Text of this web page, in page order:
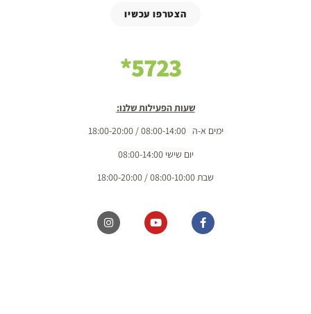
הצטרפו עכשיו
5723*
שעות הפעילות שלנו:
ימים א-ה 08:00-14:00 / 18:00-20:00
יום שישי 08:00-14:00
שבת 08:00-10:00 / 18:00-20:00